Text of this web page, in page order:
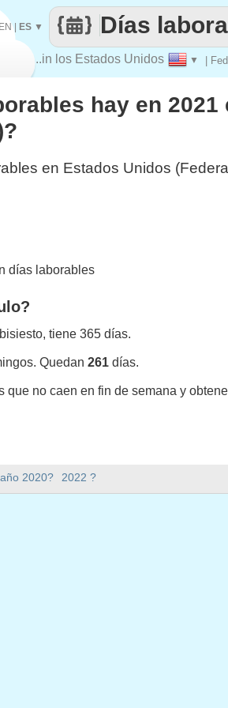
..in los Estados Unidos ▼ |
Días
EN| ES ▼
2020? 2022 ?
hay en 2021
en Estados Unidos
días laborables
tiene 365 días.
Quedan 261 días.
que no caen en fin de semana y
Estados Unidos (Federal holidays).